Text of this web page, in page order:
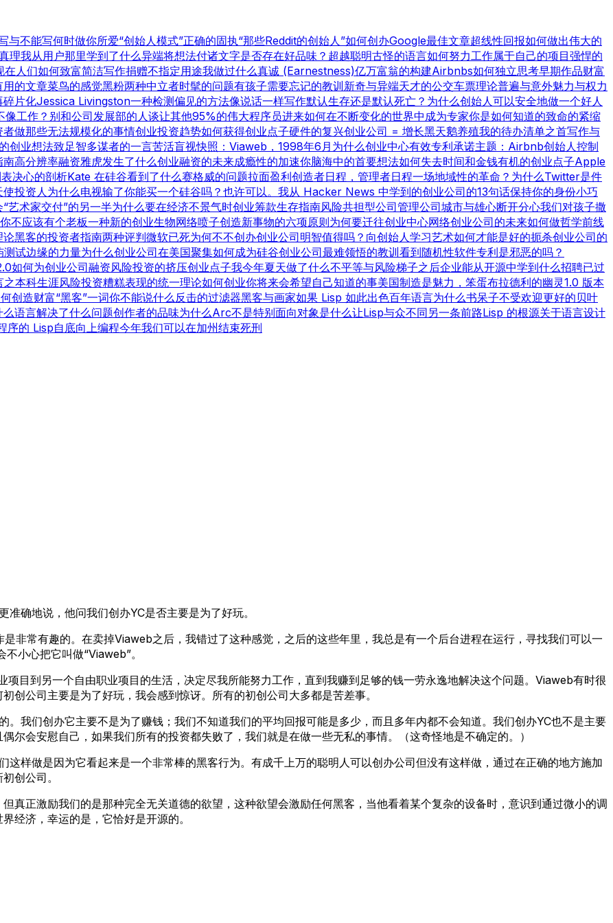
与不能写何时做你所爱“创始人模式”正确的固执“那些Reddit的创始人”如何创办Google最佳文章超线性回报如何做出伟大的
理我从用户那里学到了什么异端将想法付诸文字是否存在好品味？ 超越聪明古怪的语言如何努力工作属于自己的项目强悍的
在人们如何致富简洁写作捐赠不指定用途我做过什么真诚 (Earnestness)亿万富翁的构建Airbnbs如何独立思考早期作品财富
用的文章菜鸟的感觉黑粉两种中立者时髦的问题有孩子需要忘记的教训 新奇与异端天才的公交车票理论普遍与意外魅力与权力
碎片化Jessica Livingston一种检测偏见的方法像说话一样写作默认生存还是默认死亡？ 为什么创始人可以安全地做一个好人
像工作？ 别和公司发展部的人谈让其他95%的伟大程序员进来如何在不断变化的世界中成为专家你是如何知道的致命的紧缩
者做那些无法规模化的事情创业投资趋势如何获得创业点子硬件的复兴创业公司 = 增长黑天鹅养殖我的待办清单之首写作与
创业想法致足智多谋者的一言苦活盲视快照：Viaweb，1998年6月 为什么创业中心有效专利承诺主题：Airbnb创始人控制
南高分辨率融资雅虎发生了什么创业融资的未来成瘾性的加速你脑海中的首要想法如何失去时间和金钱有机的创业点子Apple
决心的剖析Kate 在硅谷看到了什么赛格威的问题拉面盈利创造者日程，管理者日程一场地域性的革命？ 为什么Twitter是件
投资人为什么电视输了你能买一个硅谷吗？也许可以。 我从 Hacker News 中学到的创业公司的13句话保持你的身份小巧
“艺术家交付”的另一半为什么要在经济不景气时创业筹款生存指南风险共担型公司管理公司城市与雄心断开分心我们对孩子撒
你不应该有个老板一种新的创业生物网络喷子创造新事物的六项原则为何要迁往创业中心网络创业公司的未来如何做哲学前线
论黑客的投资者指南两种评判微软已死为何不不创办创业公司明智值得吗？ 向创始人学习艺术如何才能是好的扼杀创业公司的
测试边缘的力量为什么创业公司在美国聚集如何成为硅谷创业公司最难领悟的教训 看到随机性软件专利是邪恶的吗？
如何为创业公司融资风险投资的挤压创业点子我今年夏天做了什么不平等与风险梯子之后企业能从开源中学到什么招聘已过
之本科生涯风险投资糟糕表现的统一理论如何创业你将来会希望自己知道的事美国制造是魅力，笨蛋布拉德利的幽灵1.0 版本
创造财富“黑客”一词你不能说什么反击的过滤器黑客与画家如果 Lisp 如此出色百年语言为什么书呆子不受欢迎更好的贝叶
么语言解决了什么问题创作者的品味为什么Arc不是特别面向对象是什么让Lisp与众不同另一条前路Lisp 的根源关于语言设计
序的 Lisp自底向上编程今年我们可以在加州结束死刑
准确地说，他问我们创办YC是否主要是为了好玩。
非常有趣的。在卖掉Viaweb之后，我错过了这种感觉，之后的这些年里，我总是有一个后台进程在运行，寻找我们可以一
小心把它叫做“Viaweb”。
目到另一个自由职业项目的生活，决定尽我所能努力工作，直到我赚到足够的钱一劳永逸地解决这个问题。Viaweb有时很
创公司主要是为了好玩，我会感到惊讶。所有的初创公司大多都是苦差事。
我们创办它主要不是为了赚钱；我们不知道我们的平均回报可能是多少，而且多年内都不会知道。我们创办YC也不是主要
尔会安慰自己，如果我们所有的投资都失败了，我们就是在做一些无私的事情。（这奇怪地是不确定的。）
这样做是因为它看起来是一个非常棒的黑客行为。有成千上万的聪明人可以创办公司但没有这样做，通过在正确的地方施加
创公司。
真正激励我们的是那种完全无关道德的欲望，这种欲望会激励任何黑客，当他看着某个复杂的设备时，意识到通过微小的调
经济，幸运的是，它恰好是开源的。